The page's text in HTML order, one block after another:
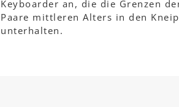
Keyboarder an, die die Grenzen
Paare mittleren Alters in den
unterhalten.